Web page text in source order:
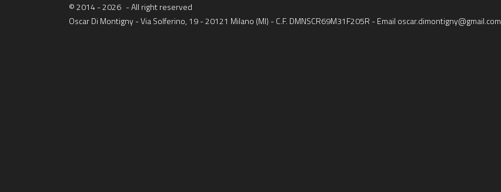
© 2014 - 2026 - All right reserved
Oscar Di Montigny - Via Solferino, 19 - 20121 Milano (MI) - C.F. DMNSCR69M31F205R - Email oscar.dimontigny@gmail.com